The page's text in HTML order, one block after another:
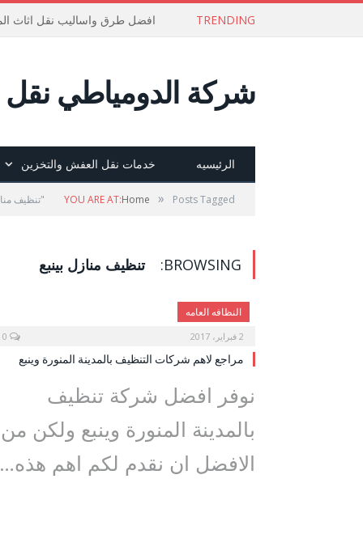
TRENDING افضل طرق واساليب نقل اثاث
شركة الدومياطي
الرئيسيه خدمات نقل العفش والتخزين
YOU ARE AT:Home » Posts Tagged "تنظيف منازل بينبع"
BROWSING: تنظيف منازل بينبع
النظافه العامه
2 فبراير، 2017
مراجع لاهم شركات التنظيف بالمدينة المنورة وينبع
نوفر افضل شركة تنظيف
بالمدينة المنورة وينبع ولكن من
الافضل ان نقدم لكم اهم هذه…